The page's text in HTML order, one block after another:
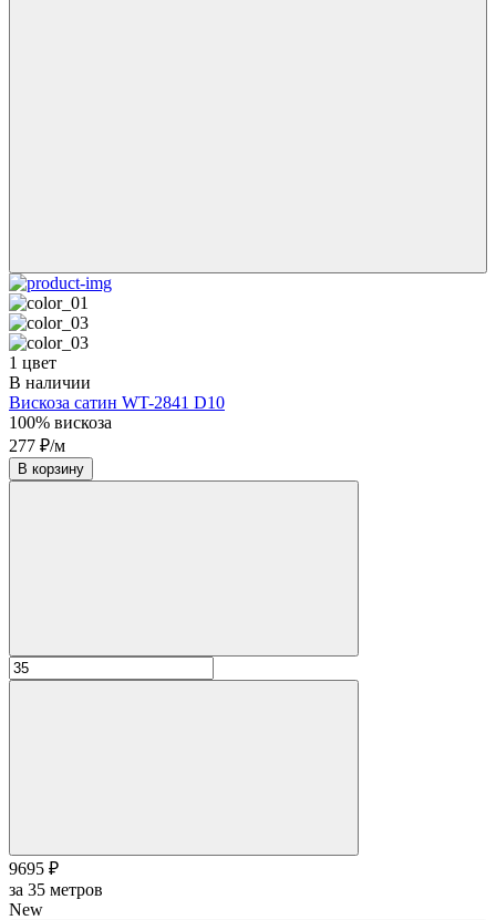
1 цвет
В наличии
Вискоза сатин WT-2841 D10
100% вискоза
277 ₽/м
В корзину
9695 ₽
за 35 метров
New